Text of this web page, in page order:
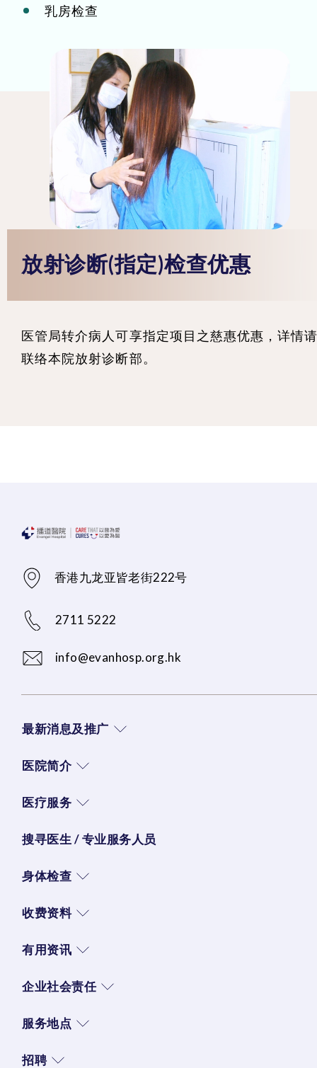
乳房检查
放射诊断(指定)检查优惠
医管局转介病人可享指定项目之慈惠优惠，详情
联络本院放射诊断部。
香港九龙亚皆老街222号
2711 5222
info@evanhosp.org.hk
最新消息及推广
医院简介
医疗服务
搜寻医生 / 专业服务人员
身体检查
收费资料
有用资讯
企业社会责任
服务地点
招聘